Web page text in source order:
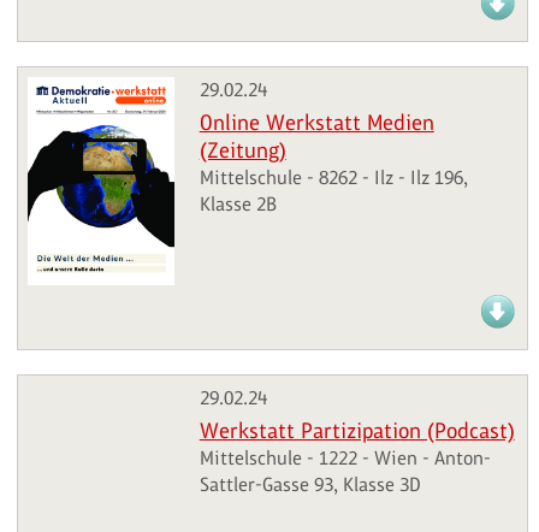
29.02.24
Online Werkstatt Medien
(Zeitung)
Mittelschule - 8262 - Ilz - Ilz 196,
Klasse 2B
29.02.24
Werkstatt Partizipation (Podcast)
Mittelschule - 1222 - Wien - Anton-
Sattler-Gasse 93, Klasse 3D